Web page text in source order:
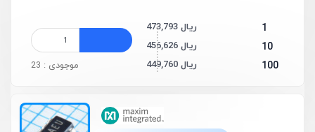
1 473,793 ریال
10 456,626 ریال
100 449,760 ریال موجودی : 23